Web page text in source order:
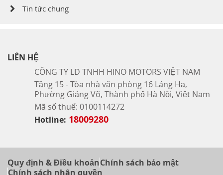
Tin tức chung
LIÊN HỆ
CÔNG TY LD TNHH HINO MOTORS VIỆT NAM
Tầng 15 - Tòa nhà văn phòng 16 Láng Hạ,
Phường Giảng Võ, Thành phố Hà Nội, Việt Nam
Mã số thuế: 0100114272
Hotline: 18009280
Quy định & Điều khoảnChính sách bảo mật
Chính sách nhân quyền